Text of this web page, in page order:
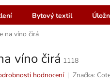
Bytový textil
na víno čirá
víno čirá 1118
hodnocení Značka: